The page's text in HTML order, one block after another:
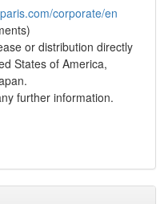
corporate/en
or distribution directly
States of America,
further information.